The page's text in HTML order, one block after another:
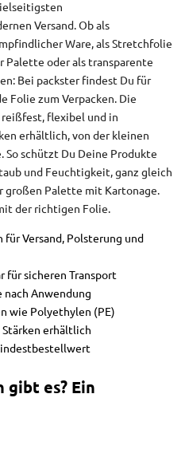
Versand. Ob als
Ware, als Stretchfolie
Palette oder als transparente
Bei packster findest Du für
Folie zum Verpacken. Die
flexibel und in
erhältlich, von der kleinen
So schützt Du Deine Produkte
und Feuchtigkeit, ganz gleich
großen Palette mit Kartonage.
der richtigen Folie.
Versand, Polsterung und
für sicheren Transport
Anwendung
wie Polyethylen (PE)
erhältlich
gibt es? Ein